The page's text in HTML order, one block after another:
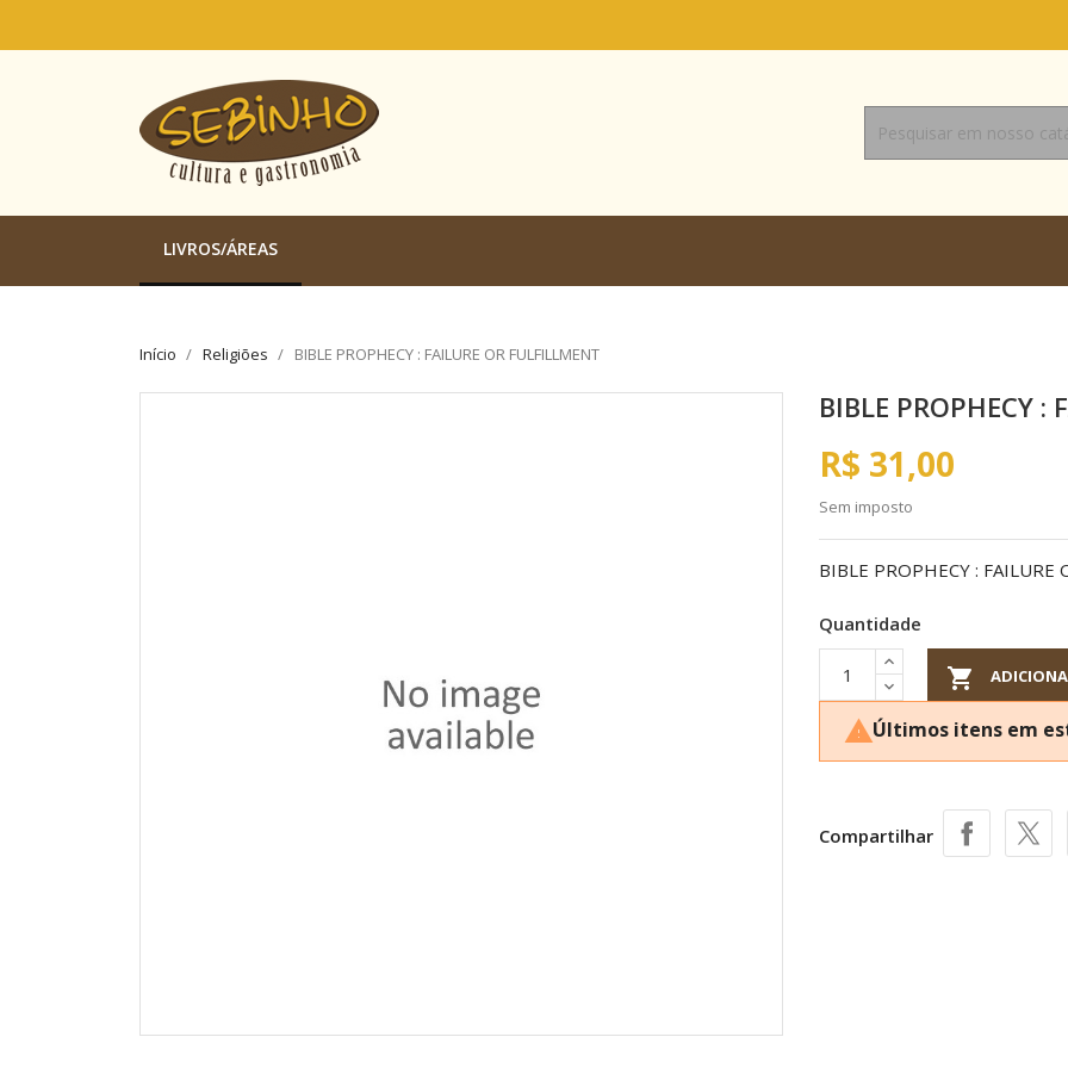
LIVROS/ÁREAS
Início Religiões BIBLE PROPHECY : FAILURE OR FULFILLMENT
BIBLE PROPHECY :
R$ 31,00
Sem imposto
BIBLE PROPHECY : FAILURE
Quantidade

Últimos itens em
Compartilhar